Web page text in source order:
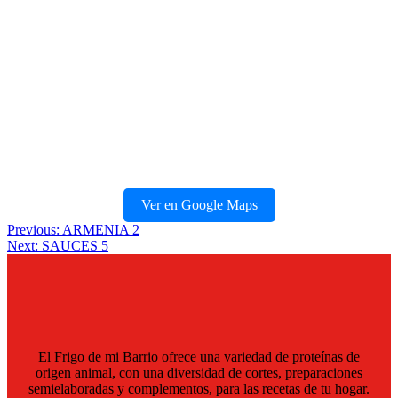
Ver en Google Maps
Navegación
de
Previous: ARMENIA 2
Next: SAUCES 5
El Frigo de mi Barrio ofrece una variedad de proteínas de
origen animal, con una diversidad de cortes, preparaciones
semielaboradas y complementos, para las recetas de tu hogar.